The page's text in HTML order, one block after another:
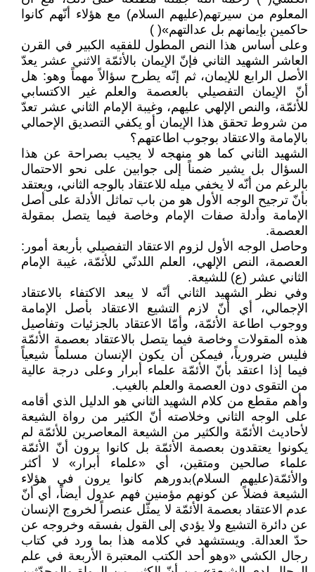
المعلوم من سيرتهم(عليهم السلام) مع هؤلاء أنّهم كانوا
حاكمين بإيمانهم بل عدالتهم»( )
وعلى أساس هذا النص المطول للفقيه الكبير في القرن
العاشر الشهيد الثاني فإنّ الإيمان بالأئمّة الاثني عشر يعدّ
الأصل الرابع للإيمان، ثم إنّه يطرح سؤالاً مهماً وهو: هل
أنّ الإيمان التفصيلي بالعصمة والعلم غير الاكتسابي
للأئمّة، والنص الإلهي عليهم، وغيبة الإمام الثاني عشر تعدّ
من شروط تحقق هذا الإيمان أو يكفي التصديق الإحمالي
بالإمامة والاعتقاد بوجوب اطاعتهم؟
الشهيد الثاني كما هو منهجه لا يجيب بصراحة عن هذا
السؤال بل يشير ضمناً إلى جوابين على نحو الاحتمال
بالرغم من أنّه لا يخفي ميله للاعتقاد بالوجه الثاني، ويعتقد
بأنّ ترجيح الوجه الأول هو من باب تماثل الأدلة على أصل
الإمامة وأدلة صفات الإمام وخاصة فيما يتصل بمقولة
العصمة.
وحاصل الوجه الأول لزوم الاعتقاد التفصيلي بأربعة أمور:
العصمة، النص الإلهي، العلم اللدنّي للأئمّة، غيبة الإمام
الثاني عشر (ع) للشيعة.
وفي نظر الشهيد الثاني أنّه لا يبعد الاكتفاء بالاعتقاد
الإجمالي، أي أنّ لازم التشيع الاعتقاد بأصل الإمامة
ووجوب اطاعة الأئمّة، وأمّا الاعتقاد بالجزئيات وتفاصيل
هذه المقولات وخاصة فيما يتصل بالاعتقاد بعصمة الأئمّة
فليس ضرورياً، فيمكن أن يكون الإنسان مسلماً شيعياً
فيما إذا اعتقد بأنّ الأئمّة علماء أبرار وعلى درجة عالية
من التقوى دون العصمة والعلم بالغيب.
وأهم مقطع من كلام الشهيد الثاني هو الدليل الذي أقامه
على الوجه الثاني وخلاصته أنّ الكثير من رواة الشيعة
لأحاديث الأئمّة والكثير من الشيعة المعاصرين للأئمّة لم
يكونوا يعتقدون بعصمة الأئمّة بل كانوا يرون أنّ الأئمّة
علماء صالحين ومتقين، أي «علماء أبرار» لا أكثر
والأئمّة(عليهم السلام)بدورهم كانوا يرون في هؤلاء
الشيعة فضلاً عن كونهم مؤمنين فهم عدول أيضاً، أي أنّ
عدم الاعتقاد بعصمة الأئمّة لا يمثّل عنصراً لخروج الإنسان
عن دائرة التشيع ولا يؤدي إلى القول بفسقه وخروجه عن
حدّ العدالة. ويستشهد في كلامه هذا بما ورد في كتاب
رجال الكشي «وهو أحد الكتب المعتبرة الأربعة في علم